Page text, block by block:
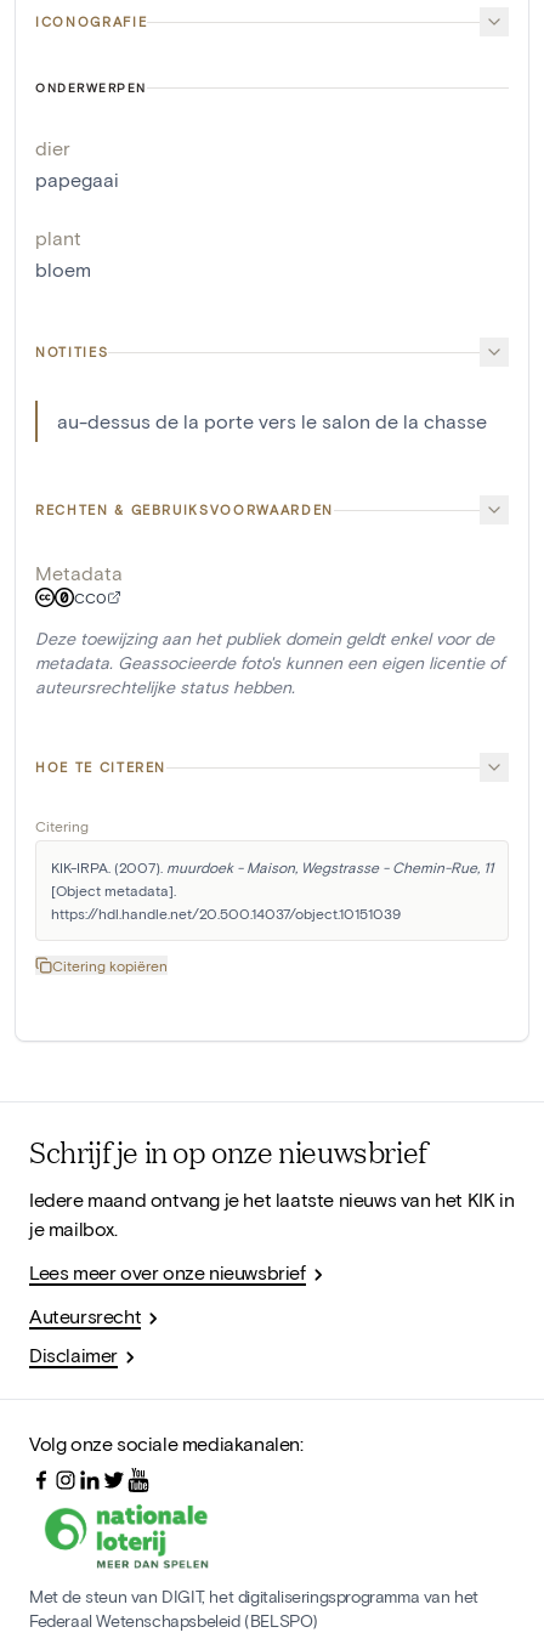
ICONOGRAFIE
ONDERWERPEN
dier
papegaai
plant
bloem
NOTITIES
au-dessus de la porte vers le salon de la chasse
RECHTEN & GEBRUIKSVOORWAARDEN
Metadata
CC0
Deze toewijzing aan het publiek domein geldt enkel voor de
metadata. Geassocieerde foto's kunnen een eigen licentie of
auteursrechtelijke status hebben.
HOE TE CITEREN
Citering
KIK-IRPA. (2007). muurdoek - Maison, Wegstrasse - Chemin-Rue, 11
[Object metadata].
https://hdl.handle.net/20.500.14037/object.10151039
Citering kopiëren
Schrijf je in op onze nieuwsbrief
Iedere maand ontvang je het laatste nieuws van het KIK in
je mailbox.
Lees meer over onze nieuwsbrief
Auteursrecht
Disclaimer
Volg onze sociale mediakanalen:
Met de steun van DIGIT, het digitaliseringsprogramma van het
Federaal Wetenschapsbeleid (BELSPO)